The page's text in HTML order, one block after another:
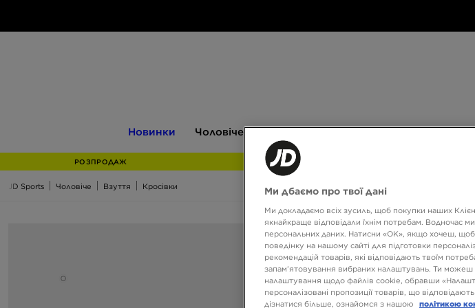
Новинки Чоловіче Жіноче Дитяче Аксесуари
РОЗПРОДАЖ
JD Sports Чоловіче Взуття Кросівки Ми дбаємо про твої дані
Ми докладаємо всіх зусиль, щоб покупки наших
якнайкраще відповідали їхнім потребам. Водночас
персональних даних. Натисни «OK», якщо хочеш,
поведінку на нашому сайті для підготовки
рекомендацій товарів, які відповідають твоїм
запам’ятовування вибраних налаштувань. Ти можеш
налаштування щодо файлів cookie, обравши
персоналізовані пропозиції товарів, що
дізнатися більше, ознайомся з нашою
політикою